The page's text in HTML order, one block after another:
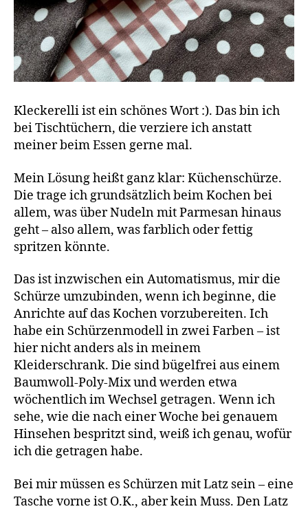
Kleckerelli ist ein schönes Wort :). Das bin ich
bei Tischtüchern, die verziere ich anstatt
meiner beim Essen gerne mal.
Mein Lösung heißt ganz klar: Küchenschürze.
Die trage ich grundsätzlich beim Kochen bei
allem, was über Nudeln mit Parmesan hinaus
geht – also allem, was farblich oder fettig
spritzen könnte.
Das ist inzwischen ein Automatismus, mir die
Schürze umzubinden, wenn ich beginne, die
Anrichte auf das Kochen vorzubereiten. Ich
habe ein Schürzenmodell in zwei Farben – ist
hier nicht anders als in meinem
Kleiderschrank. Die sind bügelfrei aus einem
Baumwoll-Poly-Mix und werden etwa
wöchentlich im Wechsel getragen. Wenn ich
sehe, wie die nach einer Woche bei genauem
Hinsehen bespritzt sind, weiß ich genau, wofür
ich die getragen habe.
Bei mir müssen es Schürzen mit Latz sein – eine
Tasche vorne ist O.K., aber kein Muss. Den Latz